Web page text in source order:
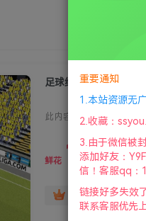
足球经理 2018/2019/
此内容为付费资源，请
鲜花 10 限时特
鲜花 36
赞助会员 免费
重要通知
1.本站资源无
2.收藏：
3.由于微信被
添加好友：
信！客服qq：
链接好多失效
联系客服优先